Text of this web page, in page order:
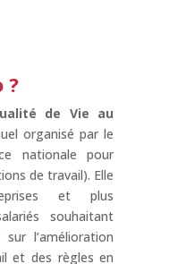
?
de Vie au
organisé par le
nationale pour
de travail). Elle
et plus
souhaitant
l’amélioration
et des règles en